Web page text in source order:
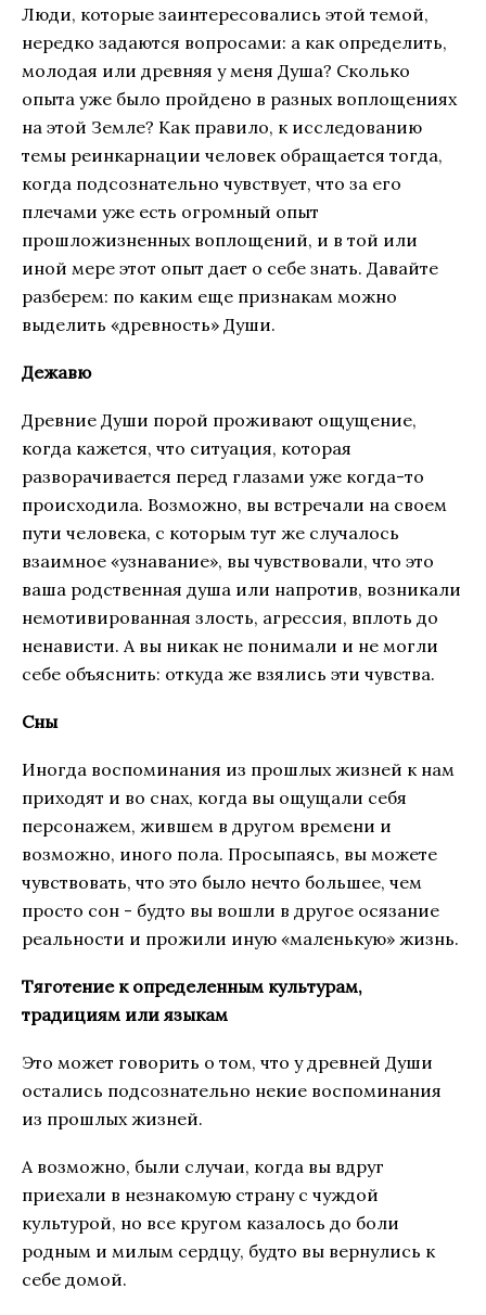
Люди, которые заинтересовались этой темой,
нередко задаются вопросами: а как определить,
молодая или древняя у меня Душа? Сколько
опыта уже было пройдено в разных воплощениях
на этой Земле? Как правило, к исследованию
темы реинкарнации человек обращается тогда,
когда подсознательно чувствует, что за его
плечами уже есть огромный опыт
прошложизненных воплощений, и в той или
иной мере этот опыт дает о себе знать. Давайте
разберем: по каким еще признакам можно
выделить «древность» Души.
Дежавю
Древние Души порой проживают ощущение,
когда кажется, что ситуация, которая
разворачивается перед глазами уже когда-то
происходила. Возможно, вы встречали на своем
пути человека, с которым тут же случалось
взаимное «узнавание», вы чувствовали, что это
ваша родственная душа или напротив, возникали
немотивированная злость, агрессия, вплоть до
ненависти. А вы никак не понимали и не могли
себе объяснить: откуда же взялись эти чувства.
Сны
Иногда воспоминания из прошлых жизней к нам
приходят и во снах, когда вы ощущали себя
персонажем, жившем в другом времени и
возможно, иного пола. Просыпаясь, вы можете
чувствовать, что это было нечто большее, чем
просто сон - будто вы вошли в другое осязание
реальности и прожили иную «маленькую» жизнь.
Тяготение к определенным культурам,
традициям или языкам
Это может говорить о том, что у древней Души
остались подсознательно некие воспоминания
из прошлых жизней.
А возможно, были случаи, когда вы вдруг
приехали в незнакомую страну с чуждой
культурой, но все кругом казалось до боли
родным и милым сердцу, будто вы вернулись к
себе домой.